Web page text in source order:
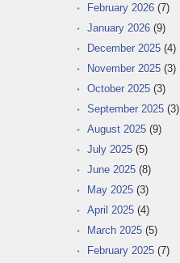
February 2026 (7)
January 2026 (9)
December 2025 (4)
November 2025 (3)
October 2025 (3)
September 2025 (3)
August 2025 (9)
July 2025 (5)
June 2025 (8)
May 2025 (3)
April 2025 (4)
March 2025 (5)
February 2025 (7)